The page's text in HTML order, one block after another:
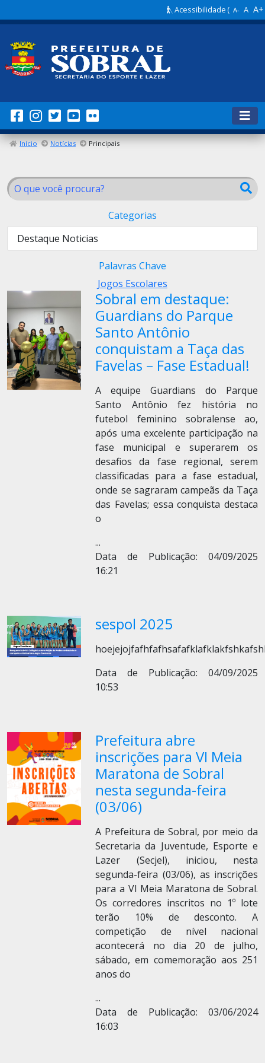
Acessibilidade( A- A A+
Início Notícias Principais
Categorias
Destaque Noticias
Palavras Chave
Jogos Escolares
Sobral em destaque:
Guardians do Parque
Santo Antônio
conquistam a Taça das
Favelas – Fase Estadual!
A equipe Guardians do Parque
Santo Antônio fez história no
futebol feminino sobralense ao,
após uma excelente participação na
fase municipal e superarem os
desafios da fase regional, serem
classificadas para a fase estadual,
onde se sagraram campeãs da Taça
das Favelas; essa conquista destaca
o
...
Data de Publicação: 04/09/2025
16:21
sespol 2025
Data de Publicação: 04/09/2025
10:53
Prefeitura abre
inscrições para VI Meia
Maratona de Sobral
nesta segunda-feira
(03/06)
A Prefeitura de Sobral, por meio da
Secretaria da Juventude, Esporte e
Lazer (Secjel), iniciou, nesta
segunda-feira (03/06), as inscrições
para a VI Meia Maratona de Sobral.
Os corredores inscritos no 1º lote
terão 10% de desconto. A
competição de nível nacional
acontecerá no dia 20 de julho,
sábado, em comemoração aos 251
anos do
...
Data de Publicação: 03/06/2024
16:03